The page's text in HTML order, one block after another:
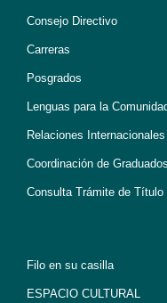
Consejo Directivo
Carreras
Posgrados
Lenguas para la
Relaciones Internacionales
Coordinación de Graduados
Consulta Trámite de Título
Filo en su casilla
ESPACIO CULTURAL